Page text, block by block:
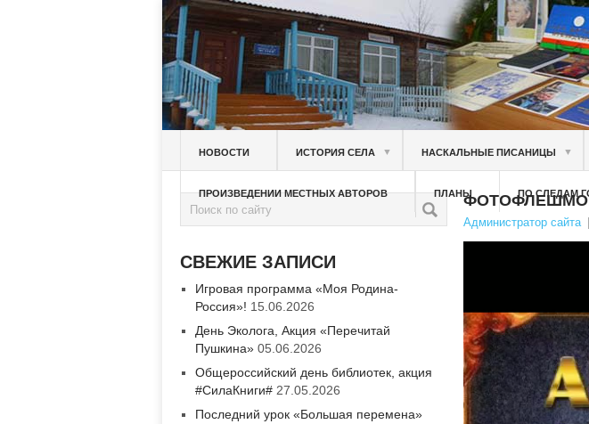
НОВОСТИ ИСТОРИЯ СЕЛА ▼ НАСКАЛЬНЫЕ ПИСАНИЦЫ ▼
ПРОИЗВЕДЕНИИ МЕСТНЫХ АВТОРОВ ПЛАНЫ ПО СЛЕДАМ
Администратор сайта
СВЕЖИЕ ЗАПИСИ
Игровая программа «Моя Родина-
Россия»! 15.06.2026
День Эколога, Акция «Перечитай
Пушкина» 05.06.2026
Общероссийский день библиотек, акция
#СилаКниги# 27.05.2026
Последний урок «Большая перемена»